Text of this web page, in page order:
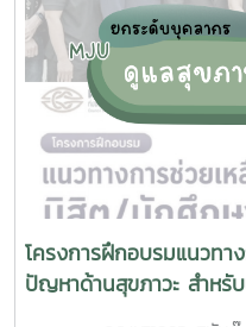
โครงการฝึกอบรมแนวท
ปัญหาด้านสุขภาวะ สำหรั